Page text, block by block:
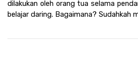
dilakukan oleh orang tua selama
belajar daring. Bagaimana? Sudahkah